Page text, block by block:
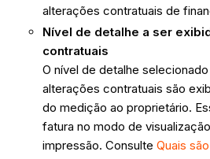
alterações contratuais de
Nível de detalhe a ser
contratuais
O nível de detalhe
alterações contratuais são
do medição ao proprietário.
fatura no modo de
impressão. Consulte Quais